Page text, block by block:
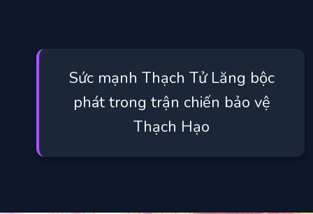
Sức mạnh Thạch Tử Lăng bộc
phát trong trận chiến bảo vệ
Thạch Hạo